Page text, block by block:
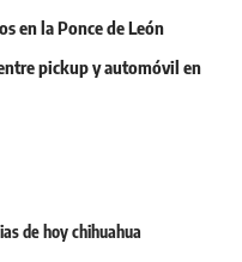
en la Ponce de León
pickup y automóvil en
de hoy chihuahua